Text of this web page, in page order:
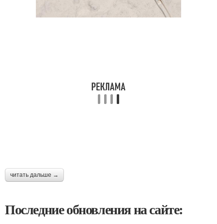
читать дальше →
Последние обновления на сайте: